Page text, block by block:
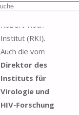
Behörde, dem
Robert-Koch-
Institut (RKI).
Auch die vom
Direktor des
Instituts für
Virologie und
HIV-Forschung